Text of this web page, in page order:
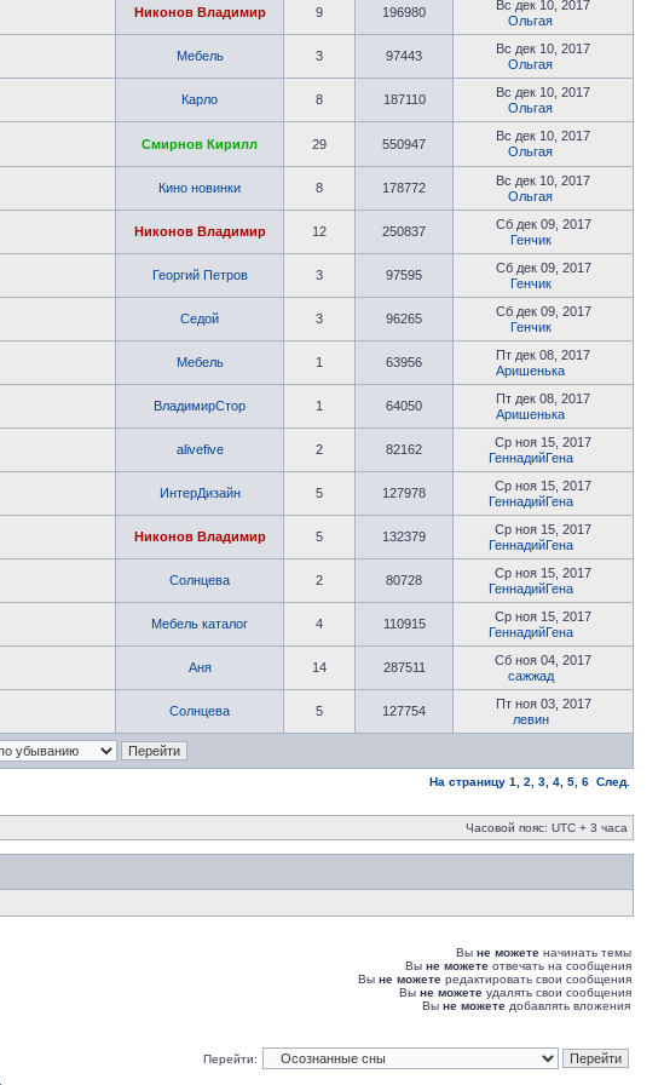
Никонов Владимир 9 196980
Вс дек 10, 2017
Ольгая
Мебель 3 97443
Вс дек 10, 2017
Ольгая
Карло 8 187110
Вс дек 10, 2017
Ольгая
Смирнов Кирилл 29 550947
Вс дек 10, 2017
Ольгая
Кино новинки 8 178772
Вс дек 10, 2017
Ольгая
Никонов Владимир 12 250837
Сб дек 09, 2017
Генчик
Георгий Петров 3 97595
Сб дек 09, 2017
Генчик
Седой 3 96265
Сб дек 09, 2017
Генчик
Мебель 1 63956
Пт дек 08, 2017
Аришенька
ВладимирСтор 1 64050
Пт дек 08, 2017
Аришенька
alivefive 2 82162
Ср ноя 15, 2017
ГеннадийГена
ИнтерДизайн 5 127978
Ср ноя 15, 2017
ГеннадийГена
Никонов Владимир 5 132379
Ср ноя 15, 2017
ГеннадийГена
Солнцева 2 80728
Ср ноя 15, 2017
ГеннадийГена
Мебель каталог 4 110915
Ср ноя 15, 2017
ГеннадийГена
Аня 14 287511
Сб ноя 04, 2017
сажжад
Солнцева 5 127754
Пт ноя 03, 2017
левин
На страницу 1 2 3 4 5 6 След.
Часовой пояс: UTC + 3 часа
Вы не можете начинать темы
Вы не можете отвечать на сообщения
Вы не можете редактировать свои сообщения
Вы не можете удалять свои сообщения
Вы не можете добавлять вложения
Перейти: